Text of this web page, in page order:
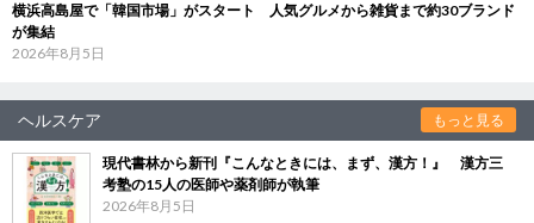
横浜高島屋で「韓国市場」がスタート 人気グルメから雑貨まで約30ブランド
が集結
2026年8月5日
ヘルスケア もっと見る
現代書林から新刊『こんなときには、まず、漢方！』 漢方三
考塾の15人の医師や薬剤師が執筆
2026年8月5日